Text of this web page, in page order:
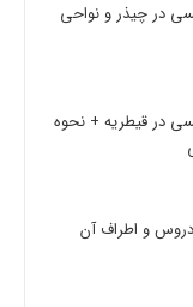
در چیذر و نواحی
در قیطریه + نحوه
و اطراف آن